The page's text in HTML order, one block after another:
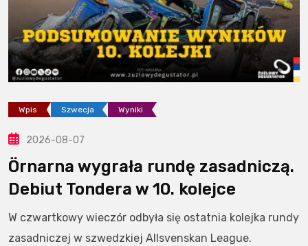
Wpis Szwecja Wyniki
2026-08-07
Örnarna wygrała rundę zasadniczą.
Debiut Tondera w 10. kolejce
W czwartkowy wieczór odbyła się ostatnia kolejka rundy
zasadniczej w szwedzkiej Allsvenskan League.